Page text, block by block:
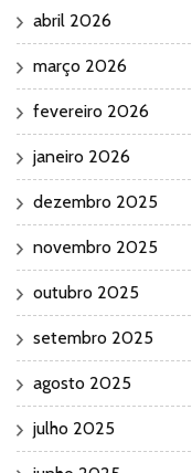
abril 2026
março 2026
fevereiro 2026
janeiro 2026
dezembro 2025
novembro 2025
outubro 2025
setembro 2025
agosto 2025
julho 2025